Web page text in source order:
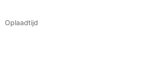
Oplaadtijd